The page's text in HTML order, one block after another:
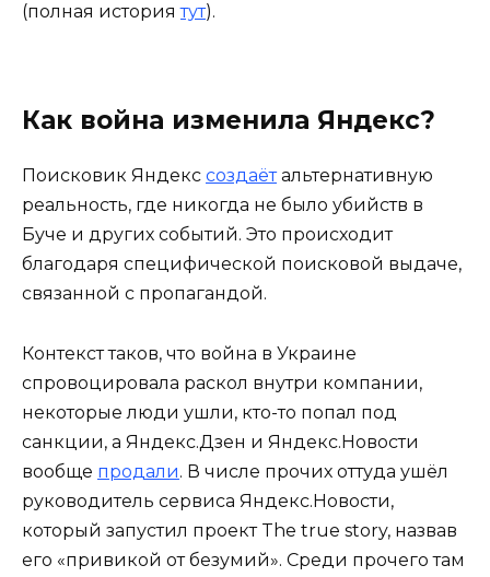
(полная историятут).
Как война изменила Яндекс?
Поисковик Яндекс создаётальтернативную
реальность, где никогда не было убийств в
Буче и других событий. Это происходит
благодаря специфической поисковой выдаче,
связанной с пропагандой.
Контекст таков, что война в Украине
спровоцировала раскол внутри компании,
некоторые люди ушли, кто-то попал под
санкции, а Яндекс.Дзен и Яндекс.Новости
вообще продали. В числе прочих оттуда ушёл
руководитель сервиса Яндекс.Новости,
который запустил проект The true story, назвав
его «привикой от безумий». Среди прочего там